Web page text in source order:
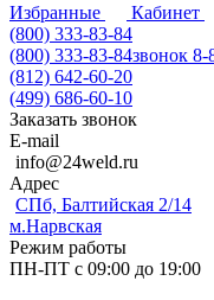
Избранные
Кабинет
(800) 333-83-84
(800) 333-83-84звонок 8-
(812) 642-60-20
(499) 686-60-10
Заказать звонок
E-mail
info@24weld.ru
Адрес
СПб, Балтийская 2/14
м.Нарвская
Режим работы
ПН-ПТ с 09:00 до 19:00